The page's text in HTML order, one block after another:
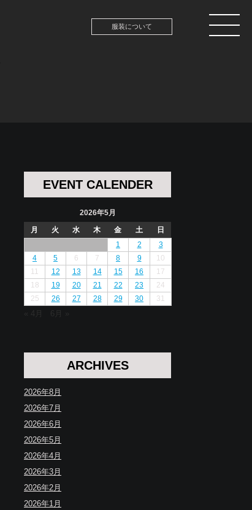
服装について
EVENT CALENDER
2026年5月
月
火 水 木 金 土
日
1
2
3
4
5 6 7 8 9
10
11
12 13 14 15 16
17
18
19 20 21 22 23
24
25
26 27 28 29 30 31
6月 »
ARCHIVES
2026年8月
2026年7月
2026年6月
2026年5月
2026年4月
2026年3月
2026年2月
2026年1月